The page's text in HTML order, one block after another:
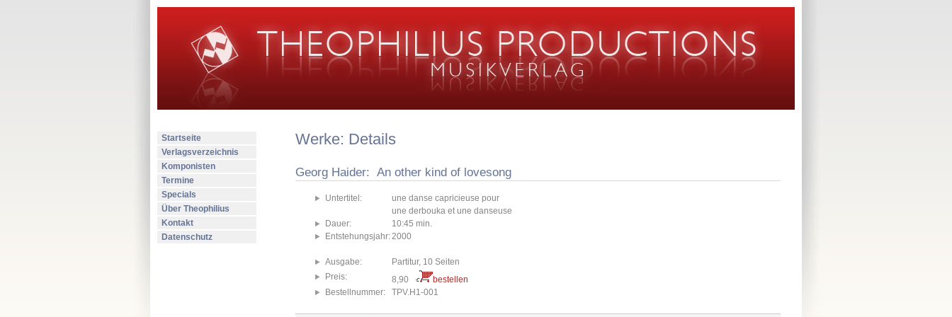
Startseite
Verlagsverzeichnis
Komponisten
Termine
Specials
Über Theophilius
Kontakt
Datenschutz
Werke: Details
Georg Haider: An other kind of lovesong
Untertitel:
une danse capricieuse pour
une derbouka et une danseuse
Dauer:
10:45 min.
Entstehungsjahr:2000
Ausgabe:
Partitur, 10 Seiten
Preis:
8,90
bestellen
Bestellnummer:
TPV.H1-001